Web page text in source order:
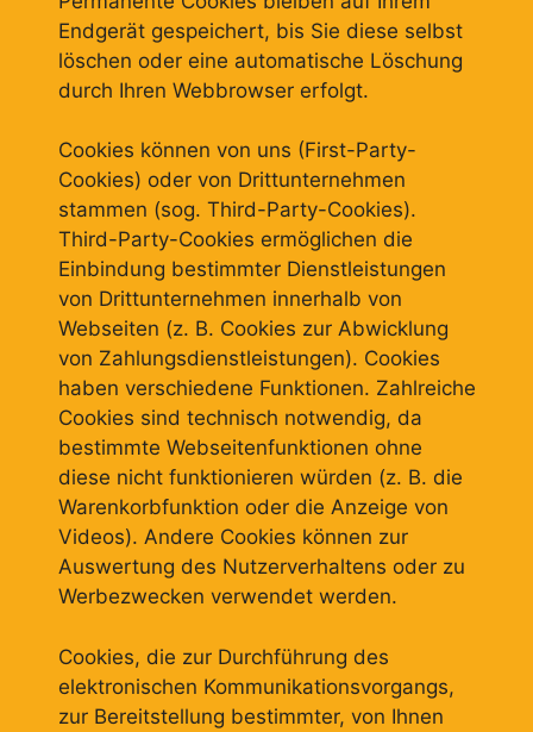
Endgerät gespeichert, bis Sie diese selbst
löschen oder eine automatische Löschung
durch Ihren Webbrowser erfolgt.
Cookies können von uns (First-Party-
Cookies) oder von Drittunternehmen
stammen (sog. Third-Party-Cookies).
Third-Party-Cookies ermöglichen die
Einbindung bestimmter Dienstleistungen
von Drittunternehmen innerhalb von
Webseiten (z. B. Cookies zur Abwicklung
von Zahlungsdienstleistungen). Cookies
haben verschiedene Funktionen. Zahlreiche
Cookies sind technisch notwendig, da
bestimmte Webseitenfunktionen ohne
diese nicht funktionieren würden (z. B. die
Warenkorbfunktion oder die Anzeige von
Videos). Andere Cookies können zur
Auswertung des Nutzerverhaltens oder zu
Werbezwecken verwendet werden.
Cookies, die zur Durchführung des
elektronischen Kommunikationsvorgangs,
zur Bereitstellung bestimmter, von Ihnen